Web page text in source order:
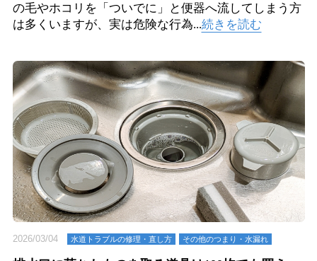
の毛やホコリを「ついでに」と便器へ流してしまう方
は多くいますが、実は危険な行為...続きを読む
2026/03/04 水道トラブルの修理・直し方 その他のつまり・⽔漏れ